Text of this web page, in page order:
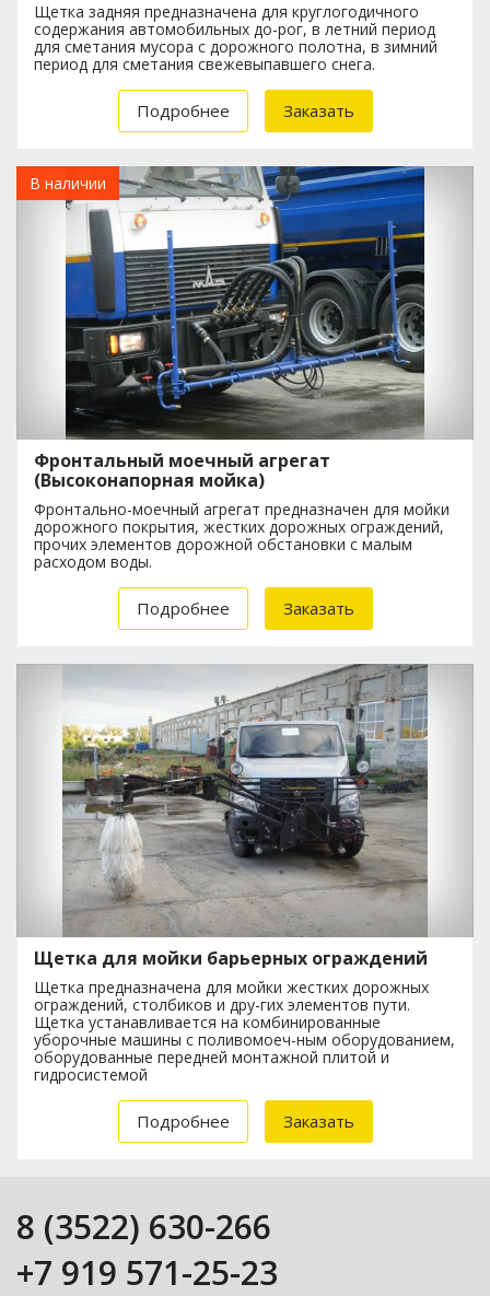
Щетка задняя предназначена для круглогодичного
содержания автомобильных до-рог, в летний период
для сметания мусора с дорожного полотна, в зимний
период для сметания свежевыпавшего снега.
Подробнее Заказать
В наличии
Фронтальный моечный агрегат
(Высоконапорная мойка)
Фронтально-моечный агрегат предназначен для мойки
дорожного покрытия, жестких дорожных ограждений,
прочих элементов дорожной обстановки с малым
расходом воды.
Подробнее Заказать
Щетка для мойки барьерных ограждений
Щетка предназначена для мойки жестких дорожных
ограждений, столбиков и дру-гих элементов пути.
Щетка устанавливается на комбинированные
уборочные машины с поливомоеч-ным оборудованием,
оборудованные передней монтажной плитой и
гидросистемой
Подробнее Заказать
8 (3522) 630-266
+7 919 571-25-23